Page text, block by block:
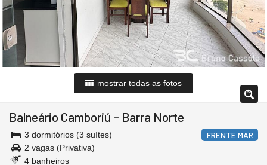
mostrar todas as fotos
Balneário Camboriú - Barra Norte
FRENTE MAR
3 dormitórios (3 suítes)
2 vagas (Privativa)
4 banheiros